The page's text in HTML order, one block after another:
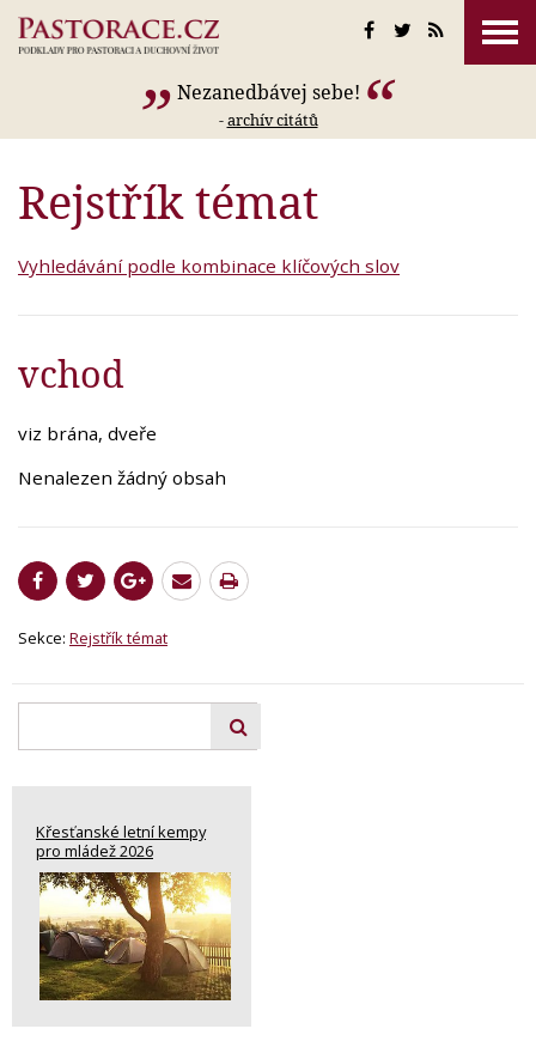
Nezanedbávej sebe!
-archív citátů
Rejstřík témat
Vyhledávání podle kombinace klíčových slov
vchod
viz brána, dveře
Nenalezen žádný obsah
Sekce: Rejstřík témat
Křesťanské letní kempy
pro mládež 2026